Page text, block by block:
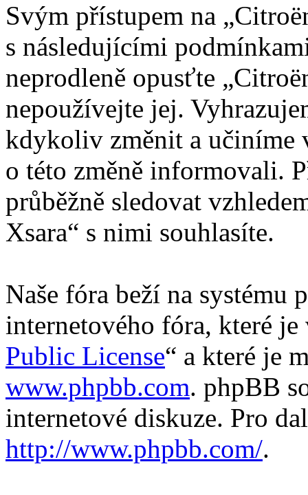
Svým přístupem na
s následujícími
neprodleně opusťte
nepoužívejte jej.
kdykoliv změnit a učiníme
o této změně informovali.
průběžně sledovat
Xsara“ s nimi souhlasíte.
Naše fóra beží na systému
internetového fóra, které
Public License“ a které je
www.phpbb.com. phpBB
internetové diskuze. Pro
http://www.phpbb.com/.